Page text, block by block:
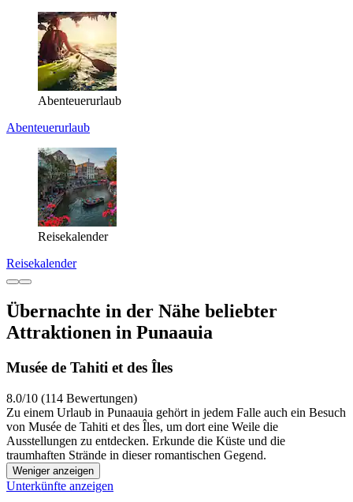
Abenteuerurlaub
Abenteuerurlaub
Reisekalender
Reisekalender
Übernachte in der Nähe beliebter
Attraktionen in Punaauia
Musée de Tahiti et des Îles
8.0/10 (114 Bewertungen)
Zu einem Urlaub in Punaauia gehört in jedem Falle auch ein Besuch
von Musée de Tahiti et des Îles, um dort eine Weile die
Ausstellungen zu entdecken. Erkunde die Küste und die
traumhaften Strände in dieser romantischen Gegend.
Weniger anzeigen
Unterkünfte anzeigen